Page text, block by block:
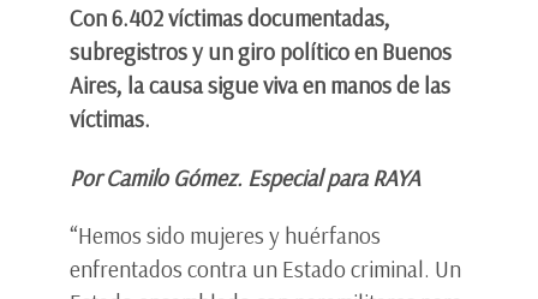
Con 6.402 víctimas documentadas,
subregistros y un giro político en Buenos
Aires, la causa sigue viva en manos de las
víctimas.
Por Camilo Gómez. Especial para RAYA
“Hemos sido mujeres y huérfanos
enfrentados contra un Estado criminal. Un